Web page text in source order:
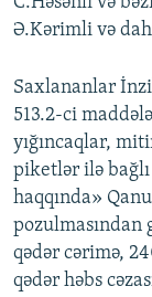
Ə.Kərimli və
Saxlananlar
513.2-ci
yığıncaqlar,
piketlər ilə bağlı
haqqında»
pozulmasından
qədər cərimə,
qədər həbs